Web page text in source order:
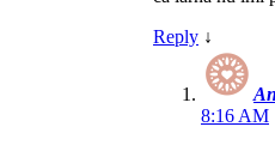
Reply ↓
8:16 AM